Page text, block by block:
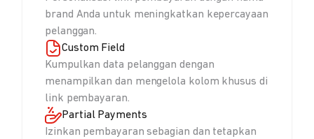
brand Anda untuk meningkatkan kepercayaan
pelanggan.
Custom Field
Kumpulkan data pelanggan dengan
menampilkan dan mengelola kolom khusus di
link pembayaran.
Partial Payments
Izinkan pembayaran sebagian dan tetapkan